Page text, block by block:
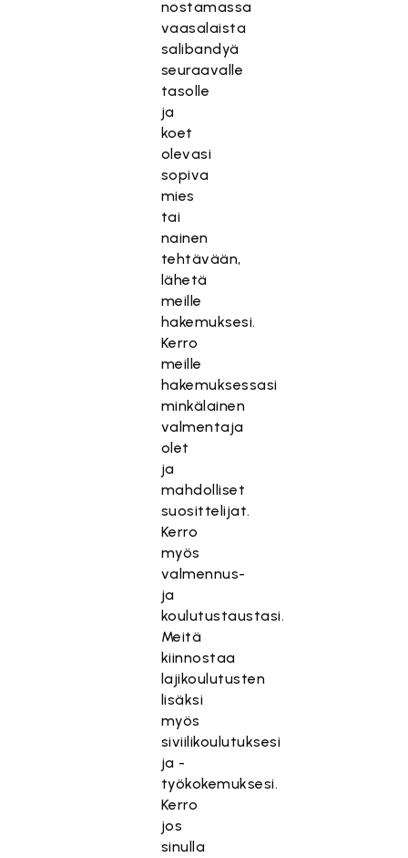
nostamassa
vaasalaista
salibandyä
seuraavalle
tasolle
ja
koet
olevasi
sopiva
mies
tai
nainen
tehtävään,
lähetä
meille
hakemuksesi.
Kerro
meille
hakemuksessasi
minkälainen
valmentaja
olet
ja
mahdolliset
suosittelijat.
Kerro
myös
valmennus-
ja
koulutustaustasi.
Meitä
kiinnostaa
lajikoulutusten
lisäksi
myös
siviilikoulutuksesi
ja -
työkokemuksesi.
Kerro
jos
sinulla